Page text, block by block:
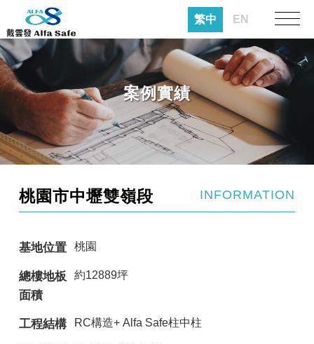
繁中 EN
案例實績
桃園市中壢雙嶺段 INFORMATION
基地位置 桃園
總樓地板
面積
約12889坪
工程結構 RC構造+ Alfa Safe柱中柱